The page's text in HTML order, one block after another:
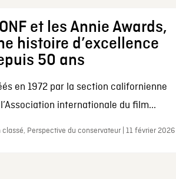
et les Annie Awards,
histoire d’excellence
50 ans
en 1972 par la section californienne
internationale du film...
classé, Perspective du conservateur | 11 février 2026